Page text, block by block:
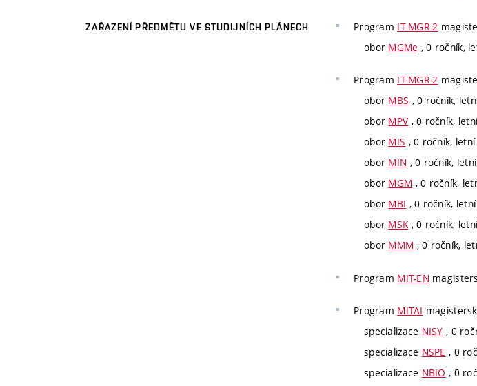
ZAŘAZENÍ PŘEDMĚTU VE STUDIJNÍCH PLÁNECH Program IT-MGR-2
obor MGMe , 0 ročník,
Program IT-MGR-2
obor MBS , 0 ročník,
obor MPV , 0 ročník,
obor MIS , 0 ročník,
obor MIN , 0 ročník,
obor MGM , 0 ročník,
obor MBI , 0 ročník,
obor MSK, 0 ročník,
obor MMM , 0 ročník,
Program MIT-EN
Program MITAI
specializace NISY , 0
specializace NSPE , 0
specializace NBIO , 0